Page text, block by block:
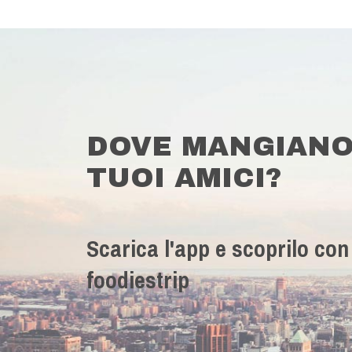
DOVE
TUOI AMICI?
Scarica l'app e scoprilo con
foodiestrip